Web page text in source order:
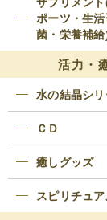
ポーツ・生
菌・栄養補給
活力・
水の結晶シ
ＣＤ
癒しグッズ
スピリチュ